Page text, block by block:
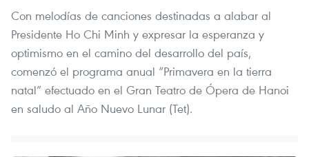
Con melodías de canciones destinadas a alabar al
Presidente Ho Chi Minh y expresar la esperanza y
optimismo en el camino del desarrollo del país,
comenzó el programa anual “Primavera en la tierra
natal” efectuado en el Gran Teatro de Ópera de Hanoi
en saludo al Año Nuevo Lunar (Tet).